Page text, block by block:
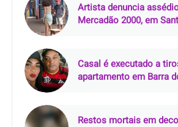
Artista denuncia
Mercadão 2000, em
Casal é executado a
apartamento em Barra
Restos mortais em